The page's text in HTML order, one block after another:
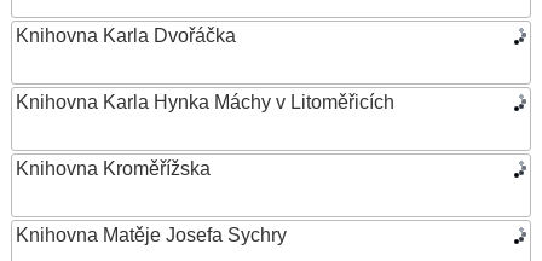
Knihovna Karla Dvořáčka
Knihovna Karla Hynka Máchy v Litoměřicích
Knihovna Kroměřížska
Knihovna Matěje Josefa Sychry